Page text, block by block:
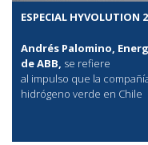
ESPECIAL HYVOLUTION
Andrés Palomino,
de ABB, se refiere
al impulso que la
hidrógeno verde en Chile